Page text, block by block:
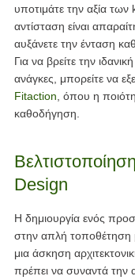
υποτιμάτε την αξία
αντίσταση είναι
αυξάνετε την ένταση
Για να βρείτε την
ανάγκες, μπορείτε να
Fitaction , όπου η
καθοδήγηση.
Design
Η δημιουργία ενός
στην απλή τοποθέτηση
μια άσκηση
πρέπει να συναντά την